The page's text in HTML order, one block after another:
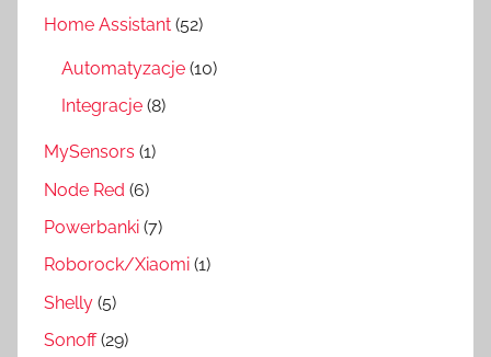
Home Assistant (52)
Automatyzacje (10)
Integracje (8)
MySensors (1)
Node Red (6)
Powerbanki (7)
Roborock/Xiaomi (1)
Shelly (5)
Sonoff(29)